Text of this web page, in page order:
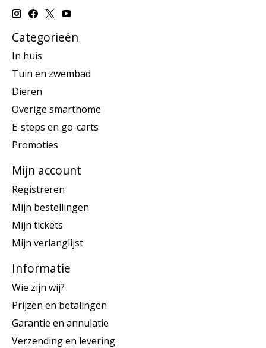
Categorieën
In huis
Tuin en zwembad
Dieren
Overige smarthome
E-steps en go-carts
Promoties
Mijn account
Registreren
Mijn bestellingen
Mijn tickets
Mijn verlanglijst
Informatie
Wie zijn wij?
Prijzen en betalingen
Garantie en annulatie
Verzending en levering